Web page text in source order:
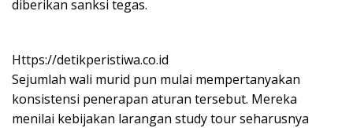
diberikan sanksi tegas.
Https://detikperistiwa.co.id
Sejumlah wali murid pun mulai mempertanyakan
konsistensi penerapan aturan tersebut. Mereka
menilai kebijakan larangan study tour seharusnya